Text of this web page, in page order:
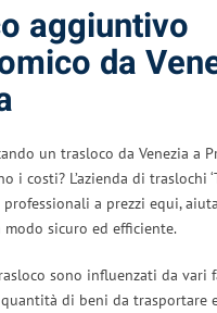
aggiuntivo
da
un trasloco da Venezia a
i costi? L’azienda di traslochi
a prezzi equi,
sicuro ed efficiente.
sono influenzati da vari
quantità di beni da trasportare